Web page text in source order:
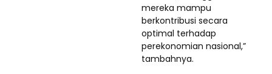
mereka mampu
berkontribusi secara
optimal terhadap
perekonomian nasional,”
tambahnya.